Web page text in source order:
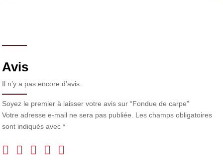
Avis
Il n’y a pas encore d’avis.
Soyez le premier à laisser votre avis sur “Fondue de carpe”
Votre adresse e-mail ne sera pas publiée. Les champs obligatoires
sont indiqués avec*